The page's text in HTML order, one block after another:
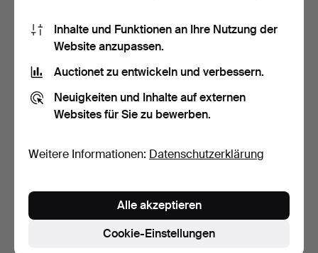
ZUGSET, Märklin.
Beendet 22. Feb 2026
3 Gebote
WALDORFPUPPEN 3-teilig,
2 Gebote
Inhalte und Funktionen an Ihre Nutzung der
Website anzupassen.
Auctionet zu entwickeln und verbessern.
Neuigkeiten und Inhalte auf externen
Websites für Sie zu bewerben.
Weitere Informationen: Datenschutzerklärung
Cookie-Einstellungen
Alle akzeptieren